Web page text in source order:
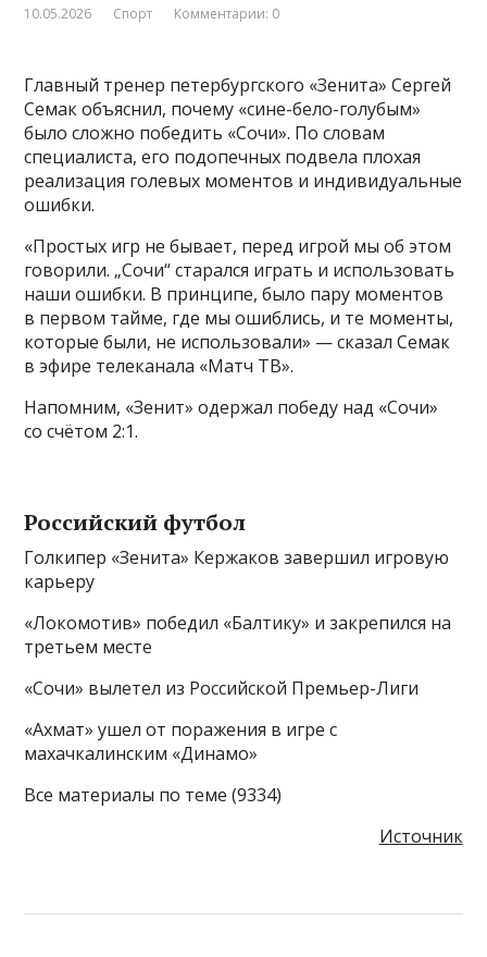
10.05.2026 Спорт Комментарии: 0
Главный тренер петербургского «Зенита» Сергей
Семак объяснил, почему «сине-бело-голубым»
было сложно победить «Сочи». По словам
специалиста, его подопечных подвела плохая
реализация голевых моментов и индивидуальные
ошибки.
«Простых игр не бывает, перед игрой мы об этом
говорили. „Сочи“ старался играть и использовать
наши ошибки. В принципе, было пару моментов
в первом тайме, где мы ошиблись, и те моменты,
которые были, не использовали» — сказал Семак
в эфире телеканала «Матч ТВ».
Напомним, «Зенит» одержал победу над «Сочи»
со счётом 2:1.
Российский футбол
Голкипер «Зенита» Кержаков завершил игровую
карьеру
«Локомотив» победил «Балтику» и закрепился на
третьем месте
«Сочи» вылетел из Российской Премьер-Лиги
«Ахмат» ушел от поражения в игре с
махачкалинским «Динамо»
Все материалы по теме (9334)
Источник